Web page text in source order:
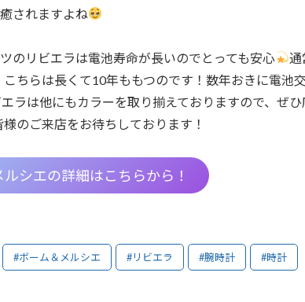
されますよね
のリビエラは電池寿命が長いのでとっても安心
通
ちらは長くて10年ももつのです！数年おきに電池
エラは他にもカラーを取り揃えておりますので、ぜ
様のご来店をお待ちしております！
シエの詳細はこちらから！
#ボーム＆メルシエ #リビエラ #腕時計 #時計